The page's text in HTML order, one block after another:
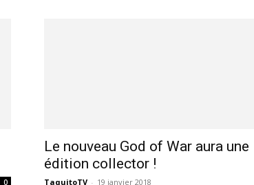
0
Le nouveau God of War aura une
édition collector !
TaquitoTV - 19 janvier 2018